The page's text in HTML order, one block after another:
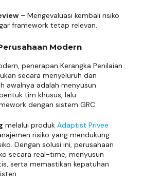
– Mengevaluasi kembali risiko
framework tetap relevan.
Modern
penerapan Kerangka Penilaian
secara menyeluruh dan
awalnya adalah menyusun
tim khusus, lalu
dengan sistem GRC.
melalui produk Adaptist Privee
risiko yang mendukung
Dengan solusi ini, perusahaan
secara real-time, menyusun
serta memastikan kepatuhan